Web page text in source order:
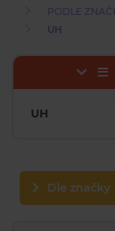
PODLE
UH
UH
Dle značky